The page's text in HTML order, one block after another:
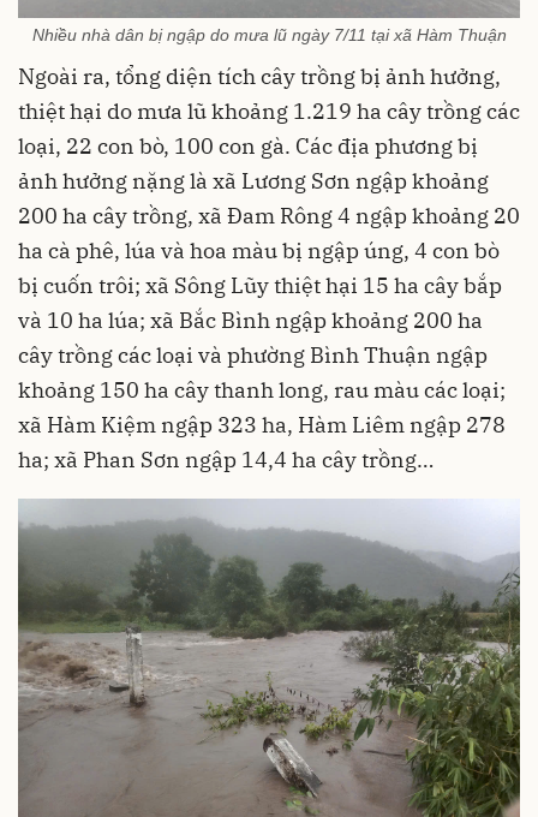
Nhiều nhà dân bị ngập do mưa lũ ngày 7/11 tại xã Hàm Thuận
Ngoài ra, tổng diện tích cây trồng bị ảnh hưởng,
thiệt hại do mưa lũ khoảng 1.219 ha cây trồng các
loại, 22 con bò, 100 con gà. Các địa phương bị
ảnh hưởng nặng là xã Lương Sơn ngập khoảng
200 ha cây trồng, xã Đam Rông 4 ngập khoảng 20
ha cà phê, lúa và hoa màu bị ngập úng, 4 con bò
bị cuốn trôi; xã Sông Lũy thiệt hại 15 ha cây bắp
và 10 ha lúa; xã Bắc Bình ngập khoảng 200 ha
cây trồng các loại và phường Bình Thuận ngập
khoảng 150 ha cây thanh long, rau màu các loại;
xã Hàm Kiệm ngập 323 ha, Hàm Liêm ngập 278
ha; xã Phan Sơn ngập 14,4 ha cây trồng…